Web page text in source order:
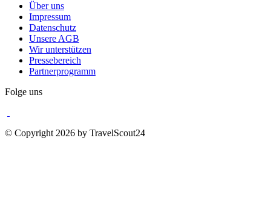
Über uns
Impressum
Datenschutz
Unsere AGB
Wir unterstützen
Pressebereich
Partnerprogramm
Folge uns
© Copyright 2026 by TravelScout24